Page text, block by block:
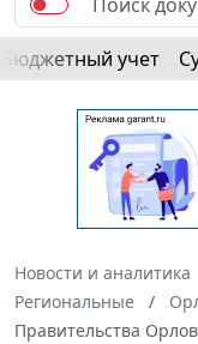
Бюджетный учет
Новости и аналитика
Региональные
Правительства